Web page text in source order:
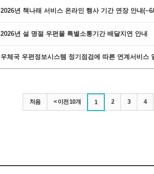
2026년 책나래 서비스 온라인 행사 기간 연장 안내
2026년 설 명절 우편물 특별소통기간 배달지연 안내
우체국 우편정보시스템 정기점검에 따른 연계서비스
처음 < 이전 10개 1 2 3 4